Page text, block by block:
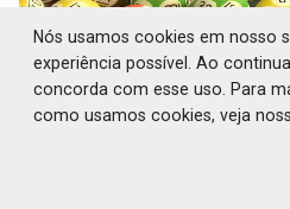
MEGA-SENA: 11
quadra; prêmio
Nós usamos cookies em nosso
experiência possível. Ao
concorda com esse uso. Para
como usamos cookies, veja